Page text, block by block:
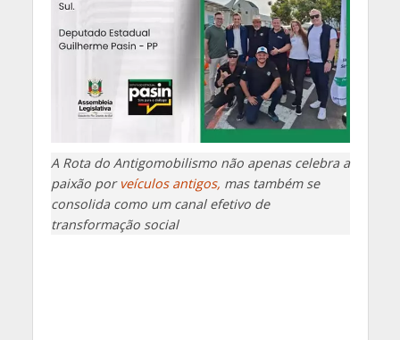
A Rota do Antigomobilismo não apenas celebra a
paixão por veículos antigos, mas também se
consolida como um canal efetivo de
transformação social